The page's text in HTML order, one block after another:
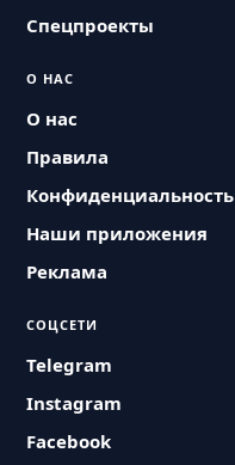
Спецпроекты
О НАС
О нас
Правила
Конфиденциальность
Наши приложения
Реклама
СОЦСЕТИ
Telegram
Instagram
Facebook